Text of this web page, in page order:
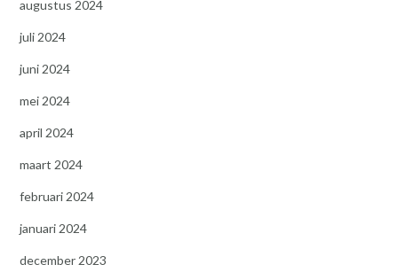
augustus 2024
juli 2024
juni 2024
mei 2024
april 2024
maart 2024
februari 2024
januari 2024
december 2023